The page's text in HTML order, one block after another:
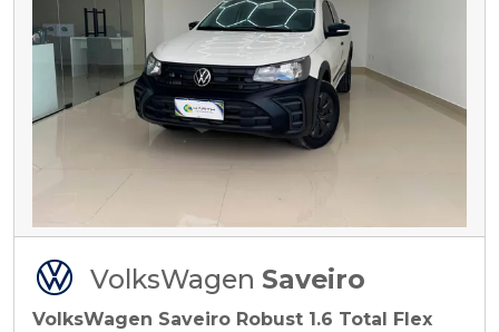
VolksWagen Saveiro
VolksWagen Saveiro Robust 1.6 Total Flex